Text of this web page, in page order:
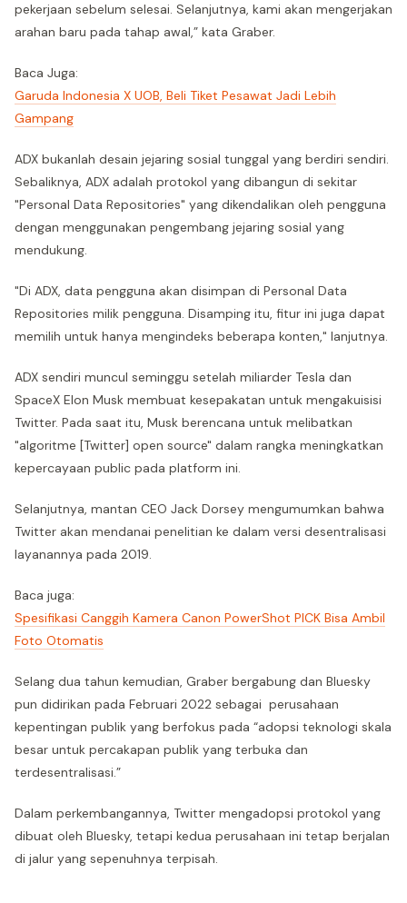
pekerjaan sebelum selesai. Selanjutnya, kami akan mengerjakan
arahan baru pada tahap awal,” kata Graber.
Baca Juga:
Garuda Indonesia X UOB, Beli Tiket Pesawat Jadi Lebih
Gampang
ADX bukanlah desain jejaring sosial tunggal yang berdiri sendiri.
Sebaliknya, ADX adalah protokol yang dibangun di sekitar
"Personal Data Repositories" yang dikendalikan oleh pengguna
dengan menggunakan pengembang jejaring sosial yang
mendukung.
"Di ADX, data pengguna akan disimpan di Personal Data
Repositories milik pengguna. Disamping itu, fitur ini juga dapat
memilih untuk hanya mengindeks beberapa konten," lanjutnya.
ADX sendiri muncul seminggu setelah miliarder Tesla dan
SpaceX Elon Musk membuat kesepakatan untuk mengakuisisi
Twitter. Pada saat itu, Musk berencana untuk melibatkan
"algoritme [Twitter] open source" dalam rangka meningkatkan
kepercayaan public pada platform ini.
Selanjutnya, mantan CEO Jack Dorsey mengumumkan bahwa
Twitter akan mendanai penelitian ke dalam versi desentralisasi
layanannya pada 2019.
Baca juga:
Spesifikasi Canggih Kamera Canon PowerShot PICK Bisa Ambil
Foto Otomatis
Selang dua tahun kemudian, Graber bergabung dan Bluesky
pun didirikan pada Februari 2022 sebagai perusahaan
kepentingan publik yang berfokus pada “adopsi teknologi skala
besar untuk percakapan publik yang terbuka dan
terdesentralisasi.”
Dalam perkembangannya, Twitter mengadopsi protokol yang
dibuat oleh Bluesky, tetapi kedua perusahaan ini tetap berjalan
di jalur yang sepenuhnya terpisah.